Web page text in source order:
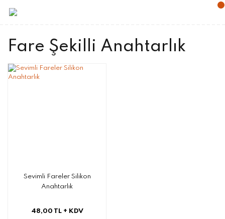
Fare Şekilli Anahtarlık
Sevimli Fareler Silikon
Anahtarlık
48,00 TL + KDV